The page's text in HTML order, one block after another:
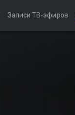
Записи ТВ-эфиров